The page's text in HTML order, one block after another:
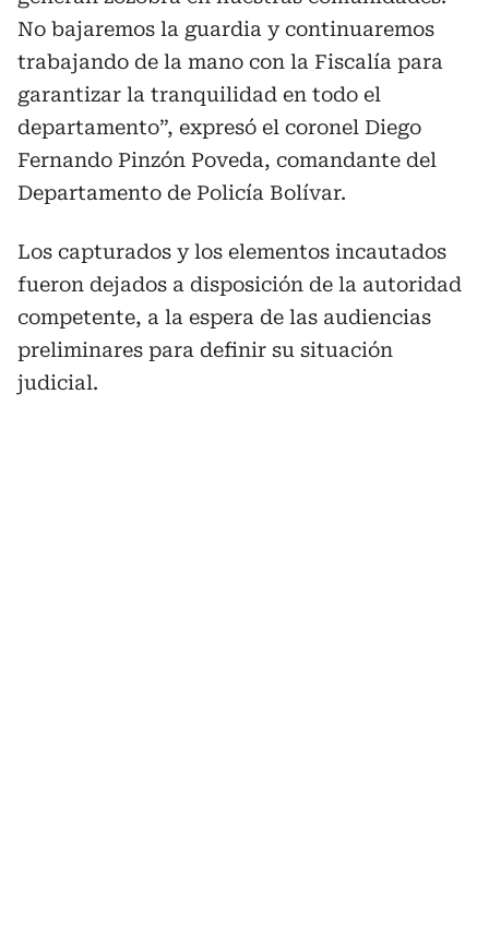
No bajaremos la guardia y continuaremos
trabajando de la mano con la Fiscalía para
garantizar la tranquilidad en todo el
departamento”, expresó el coronel Diego
Fernando Pinzón Poveda, comandante del
Departamento de Policía Bolívar.
Los capturados y los elementos incautados
fueron dejados a disposición de la autoridad
competente, a la espera de las audiencias
preliminares para definir su situación
judicial.